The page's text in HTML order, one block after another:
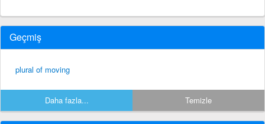
Geçmiş
plural of moving
Daha fazla... Temizle